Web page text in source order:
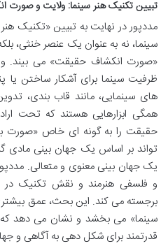
تبیین تکنیک هنر سینما: ولایت و صورت
مددپور در نهایت به تبیین «تکنیک
سینما، نه به عنوان یک عنصر خنثی،
«صورت انکشاف حقیقت» می بیند.
ظرفیت سینما برای آشکار ساختن
های سینمایی، مانند قاب بندی،
همگی ابزارهایی هستند که تحت
حقیقت را به گونه ای خاص «صورت
تواند بر اساس یک جهان بینی مادی
یک جهان بینی معنوی و متعالی.
و فلسفی هنرمند و نقش تکنیک
برجسته می کند. این بحث، عمق
سینما» می بخشد و نشان می دهد که
قدرتمند برای شکل دهی به آگاهی و